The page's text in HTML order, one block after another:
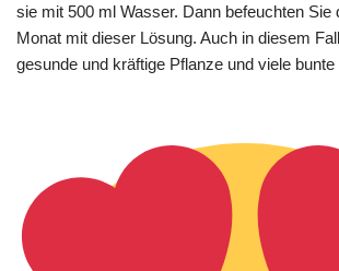
sie mit 500 ml Wasser. Dann befeuchten Sie
Monat mit dieser Lösung. Auch in diesem
gesunde und kräftige Pflanze und viele bunte